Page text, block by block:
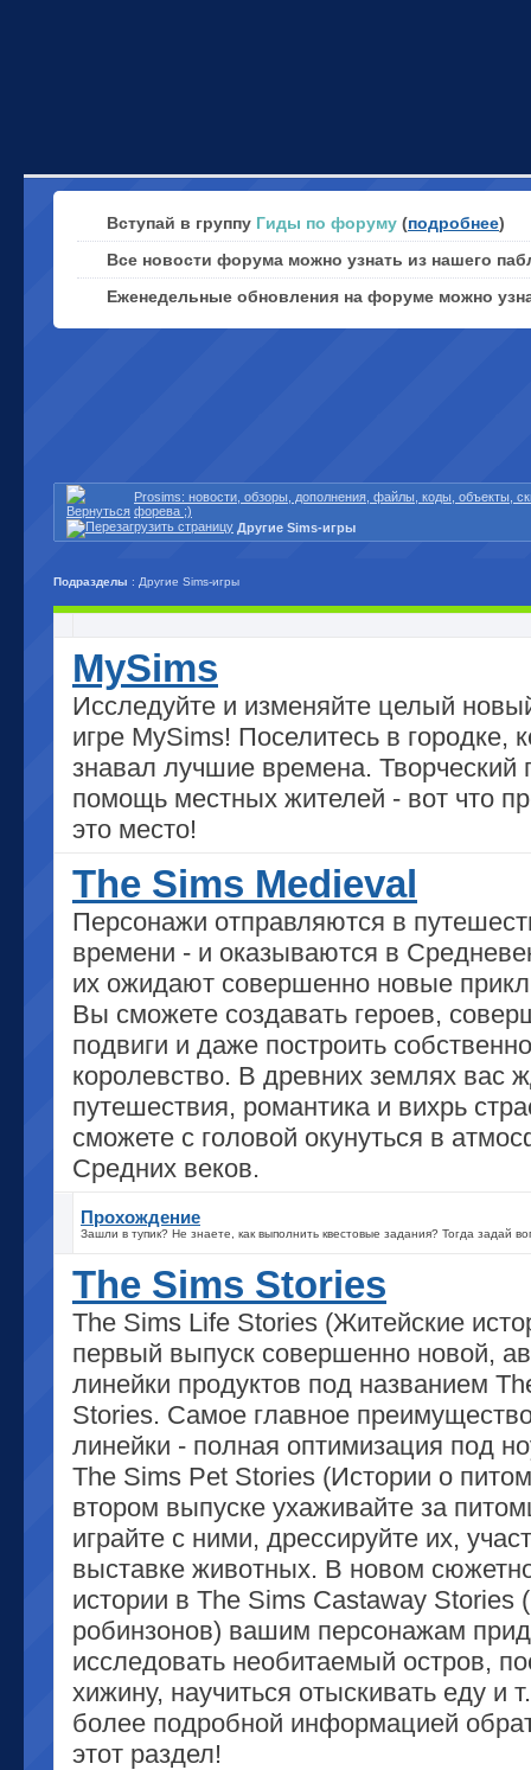
Вступай в группу Гиды по форуму (подробнее)
Все новости форума можно узнать из нашего
Еженедельные обновления на форуме можно
Prosims: новости, обзоры, дополнения, файлы, коды, объекты,
форева ;)
Другие Sims-игры
Подразделы : Другие Sims-игры
MySims
Исследуйте и изменяйте целый
игре MySims! Поселитесь в городке,
знавал лучшие времена. Творческий
помощь местных жителей - вот что
это место!
The Sims Medieval
Персонажи отправляются в
времени - и оказываются в
их ожидают совершенно новые
Вы сможете создавать героев,
подвиги и даже построить
королевство. В древних землях вас
путешествия, романтика и вихрь
сможете с головой окунуться в
Средних веков.
Прохождение
Зашли в тупик? Не знаете, как выполнить квестовые задания? Тогда задай
The Sims Stories
The Sims Life Stories (Житейские
первый выпуск совершенно новой,
линейки продуктов под названием
Stories. Самое главное
линейки - полная оптимизация под
The Sims Pet Stories (Истории о
втором выпуске ухаживайте за
играйте с ними, дрессируйте их,
выставке животных. В новом
истории в The Sims Castaway Stories
робинзонов) вашим персонажам
исследовать необитаемый остров,
хижину, научиться отыскивать еду и
более подробной информацией
этот раздел!